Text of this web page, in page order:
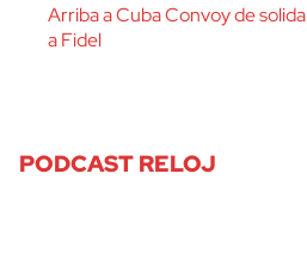
Arriba a Cuba Convoy de
a Fidel
PODCAST RELOJ